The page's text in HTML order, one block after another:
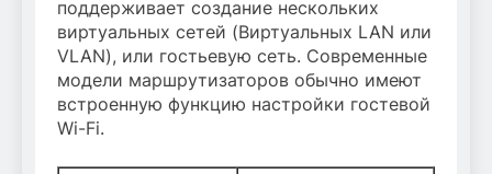
поддерживает создание нескольких
виртуальных сетей (Виртуальных LAN или
VLAN), или гостьевую сеть. Современные
модели маршрутизаторов обычно имеют
встроенную функцию настройки гостевой
Wi-Fi.